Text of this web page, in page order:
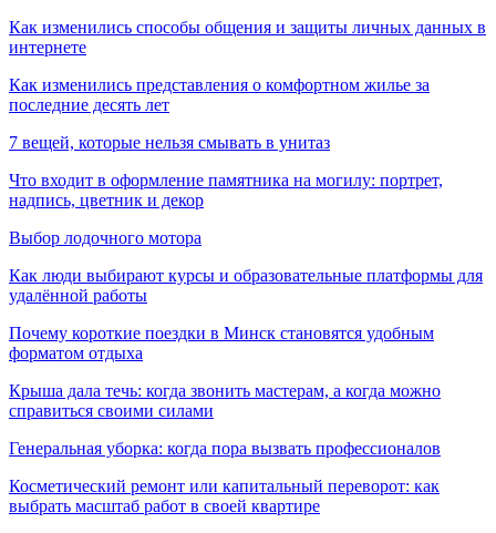
Как изменились способы общения и защиты личных данных в
интернете
Как изменились представления о комфортном жилье за
последние десять лет
7 вещей, которые нельзя смывать в унитаз
Что входит в оформление памятника на могилу: портрет,
надпись, цветник и декор
Выбор лодочного мотора
Как люди выбирают курсы и образовательные платформы для
удалённой работы
Почему короткие поездки в Минск становятся удобным
форматом отдыха
Крыша дала течь: когда звонить мастерам, а когда можно
справиться своими силами
Генеральная уборка: когда пора вызвать профессионалов
Косметический ремонт или капитальный переворот: как
выбрать масштаб работ в своей квартире